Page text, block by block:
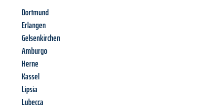
Dortmund
Erlangen
Gelsenkirchen
Amburgo
Herne
Kassel
Lipsia
Lubecca